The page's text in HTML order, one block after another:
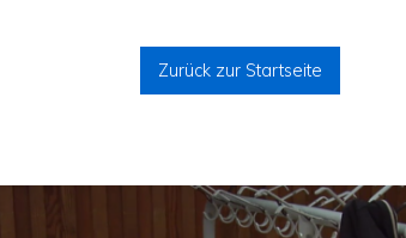
Zurück zur Startseite